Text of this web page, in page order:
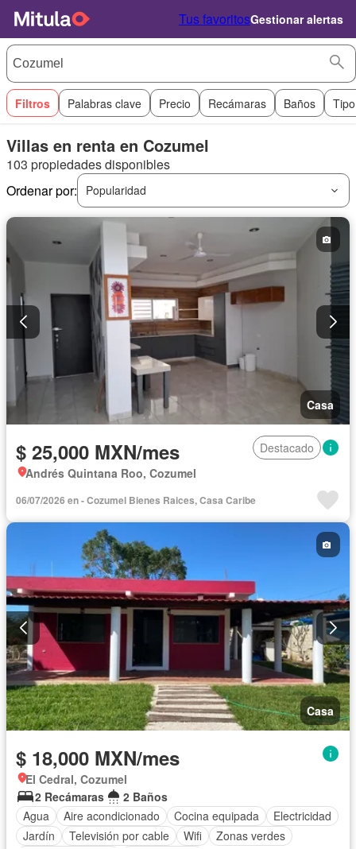
Tus favoritosGestionar alertas
Filtros Palabras clave Precio Recámaras Baños
Villas en renta en Cozumel
103 propiedades disponibles
Ordenar por:
Popularidad
Casa
$ 25,000 MXN/mes
Destacado
Andrés Quintana Roo, Cozumel
06/07/2026 en - Cozumel Bienes Raices, Casa Caribe
Casa
$ 18,000 MXN/mes
El Cedral, Cozumel
2 Recámaras
2 Baños
Agua
Aire acondicionado Cocina equipada
Electricidad
Jardín
Televisión por cable Wifi
Zonas verdes